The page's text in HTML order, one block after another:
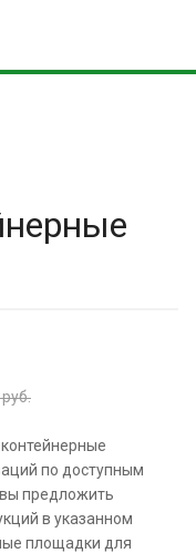
по доступным
предложить
в указанном
площадки для